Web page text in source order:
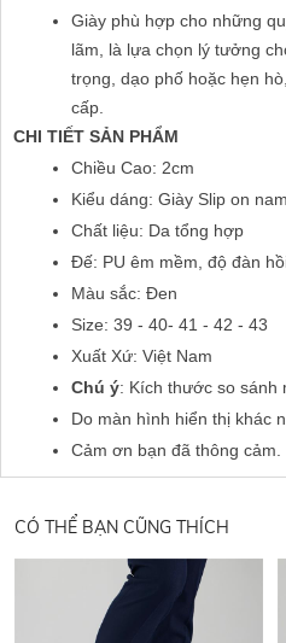
Giày phù hợp cho những
lãm, là lựa chọn lý tưởng
trọng, dạo phố hoặc hẹn
cấp.
CHI TIẾT SẢN PHẨM
Chiều Cao: 2cm
Kiểu dáng: Giày Slip on
Chất liệu: Da tổng hợp
Đế: PU êm mềm, độ đàn
Màu sắc: Đen
Size: 39 - 40- 41 - 42 - 43
Xuất Xứ: Việt Nam
Chú ý: Kích thước so sánh
Do màn hình hiển thị khác
Cảm ơn bạn đã thông cảm.
CÓ THỂ BẠN CŨNG THÍCH